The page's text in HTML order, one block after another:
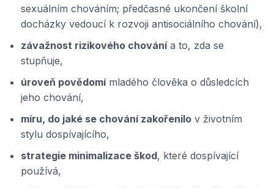
sexuálním chováním; předčasné ukončení školní
docházky vedoucí k rozvoji antisociálního chování),
závažnost rizikového chovánía to, zda se
stupňuje,
úroveň povědomímladého člověka o důsledcích
jeho chování,
míru, do jaké se chování zakořenilo v životním
stylu dospívajícího,
strategie minimalizace škod, které dospívající
používá,